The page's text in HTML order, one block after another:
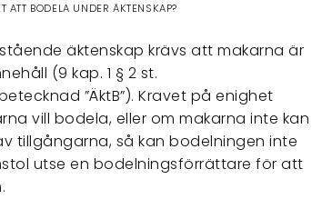
ATT BODELA UNDER ÄKTENSKAP?
äktenskap krävs att makarna är
(9 kap. 1 § 2 st.
”ÄktB”). Kravet på enighet
vill bodela, eller om makarna inte kan
tillgångarna, så kan bodelningen inte
utse en bodelningsförrättare för att